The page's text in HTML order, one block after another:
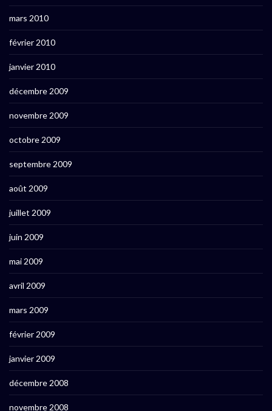
mars 2010
février 2010
janvier 2010
décembre 2009
novembre 2009
octobre 2009
septembre 2009
août 2009
juillet 2009
juin 2009
mai 2009
avril 2009
mars 2009
février 2009
janvier 2009
décembre 2008
novembre 2008